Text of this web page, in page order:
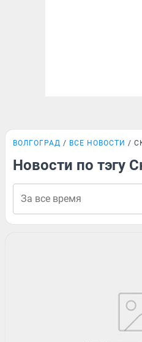
ВОЛГОГРАД ВСЕ НОВОСТИ
Новости по тэгу